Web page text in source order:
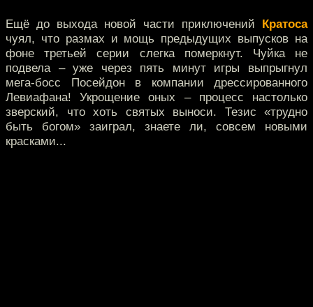
Ещё до выхода новой части приключений Кратоса
чуял, что размах и мощь предыдущих выпусков на
фоне третьей серии слегка померкнут. Чуйка не
подвела – уже через пять минут игры выпрыгнул
мега-босс Посейдон в компании дрессированного
Левиафана! Укрощение оных – процесс настолько
зверский, что хоть святых выноси. Тезис «трудно
быть богом» заиграл, знаете ли, совсем новыми
красками...